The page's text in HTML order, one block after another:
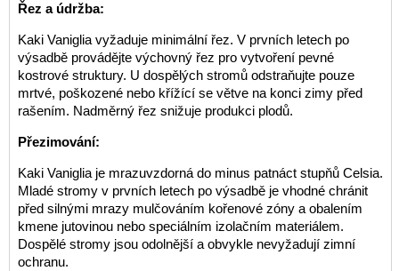
Řez a údržba:
Kaki Vaniglia vyžaduje minimální řez. V prvních letech po
výsadbě provádějte výchovný řez pro vytvoření pevné
kostrové struktury. U dospělých stromů odstraňujte pouze
mrtvé, poškozené nebo křížící se větve na konci zimy před
rašením. Nadměrný řez snižuje produkci plodů.
Přezimování:
Kaki Vaniglia je mrazuvzdorná do minus patnáct stupňů Celsia.
Mladé stromy v prvních letech po výsadbě je vhodné chránit
před silnými mrazy mulčováním kořenové zóny a obalením
kmene jutovinou nebo speciálním izolačním materiálem.
Dospělé stromy jsou odolnější a obvykle nevyžadují zimní
ochranu.